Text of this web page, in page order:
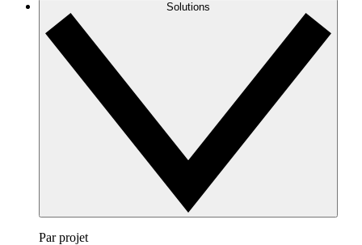
Solutions
Par projet